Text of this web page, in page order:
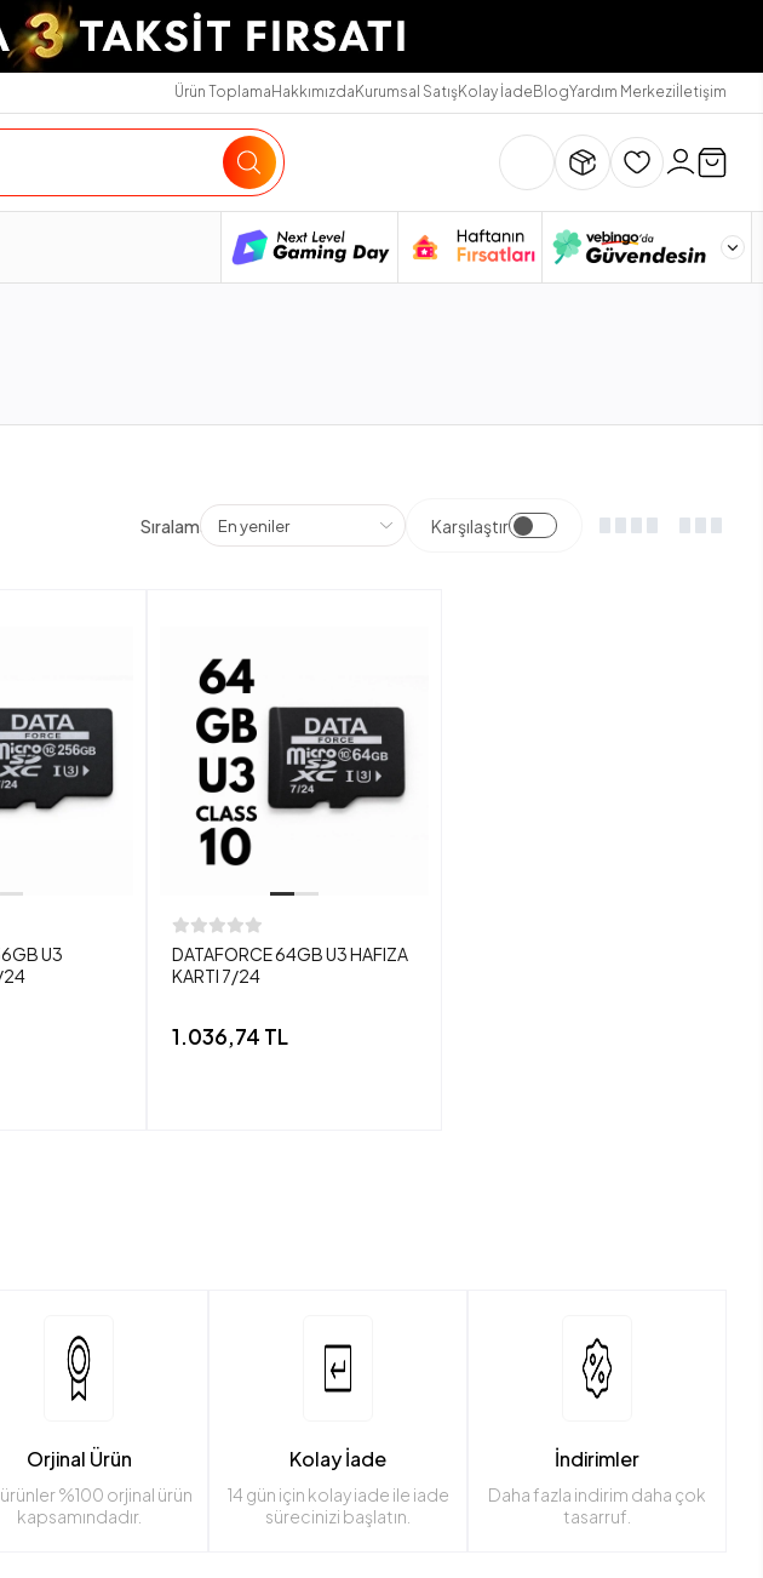
Ürün ToplamaHakkımızdaKurumsal SatışKolay İadeBlogYardım Merkeziİletişim
Sıralama Karşılaştır
U3
24
DATAFORCE 64GB U3 HAFIZA
KARTI 7/24
1.036,74 TL
Orjinal Ürün
%100 orjinal ürün
kapsamındadır.
Kolay İade
14 gün için kolay iade ile iade
sürecinizi başlatın.
İndirimler
Daha fazla indirim daha çok
tasarruf.